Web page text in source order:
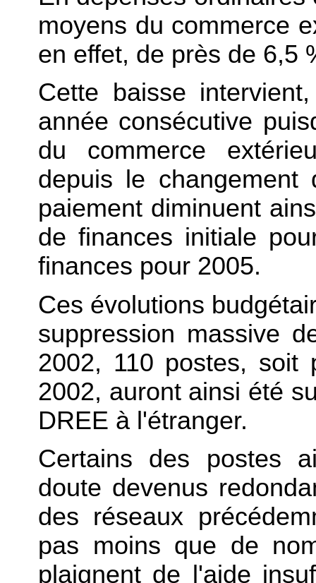
moyens du commerce
en effet, de près de 6,5
Cette baisse
année consécutive
du commerce
depuis le
paiement diminuent
de finances initiale
finances pour 2005.
Ces évolutions
suppression massive
2002, 110 postes,
2002, auront ainsi été
DREE à l'étranger.
Certains des postes
doute devenus
des réseaux
pas moins que de
plaignent de l'aide